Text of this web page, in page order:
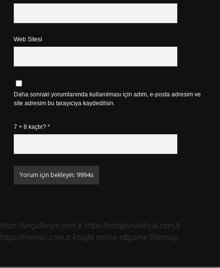
Web Sitesi
Daha sonraki yorumlarımda kullanılması için adım, e-posta adresim ve
site adresim bu tarayıcıya kaydedilsin.
7 + 8 kaçtır? *
https://yogaforum.com.tr https://ozoglunakliyat.com.tr
https://memici.com.tr knight online nttgame Sitemap